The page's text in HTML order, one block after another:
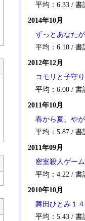
平均：6.33 / 書
2014年10月
ずっとあなた
平均：6.10 / 書
2012年12月
コモリと子守り
平均：6.00 / 書
2011年10月
春から夏、や
平均：5.87 / 書
2011年09月
密室殺人ゲー
平均：4.22 / 書
2010年10月
舞田ひとみ１
平均：5.43 / 書